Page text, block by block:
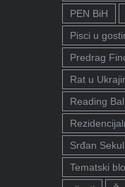
PEN BiH
Pisci u
Predrag
Rat u
Reading
Srđan
Tematski